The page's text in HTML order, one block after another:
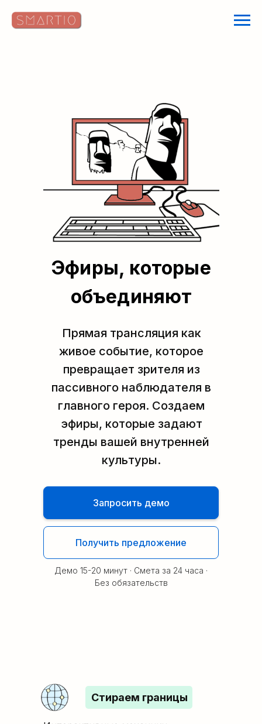
Эфиры, которые
объединяют
Прямая трансляция как
живое событие, которое
превращает зрителя из
пассивного наблюдателя в
главного героя. Создаем
эфиры, которые задают
тренды вашей внутренней
культуры.
Запросить демо
Получить предложение
Демо 15-20 минут · Смета за 24 часа ·
Без обязательств
Стираем границы